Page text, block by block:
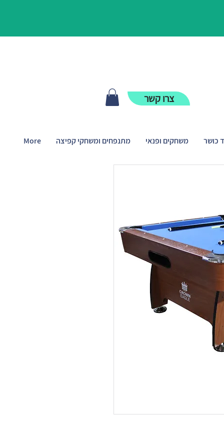
צרו קשר
כושר משחקים ופנאי מתנפחים ומשחקי קפיצה More